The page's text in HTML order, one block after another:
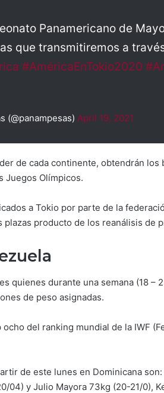
Panamericano de
que transmitiremos a
#AméricaEnTokio2020
(@panampesas) April 19, 2021
de cada continente, obtendrán
Juegos Olímpicos.
a Tokio por parte de la
producto de los reanálisis de
quienes durante una semana (18 –
de peso asignadas.
del ranking mundial de la IWF
de este lunes en Dominicana
04) y Julio Mayora 73kg (20-21/0),